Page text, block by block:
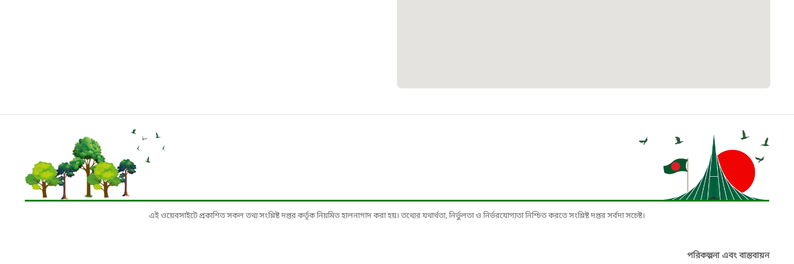
১৬১০৯
বাংলাদেশ কর্মচারী কল্যাণ বোর্ড হটলাইন
০১৯০৮৮৮৮৮৮৮
১৬১১৩
এই ওয়েবসাইটে প্রকাশিত সকল তথ্য সংশ্লিষ্ট দপ্তর কর্তৃক নিয়মিত হালনাগাদ করা হয়। তথ্যের যথার্থতা, নির্ভুলতা ও নির্ভরযোগ্যতা নিশ্চিত করতে সংশ্লিষ্ট দপ্তর সর্বদা সচেষ্ট।
পরিকল্পনা এবং বাস্তবায়ন